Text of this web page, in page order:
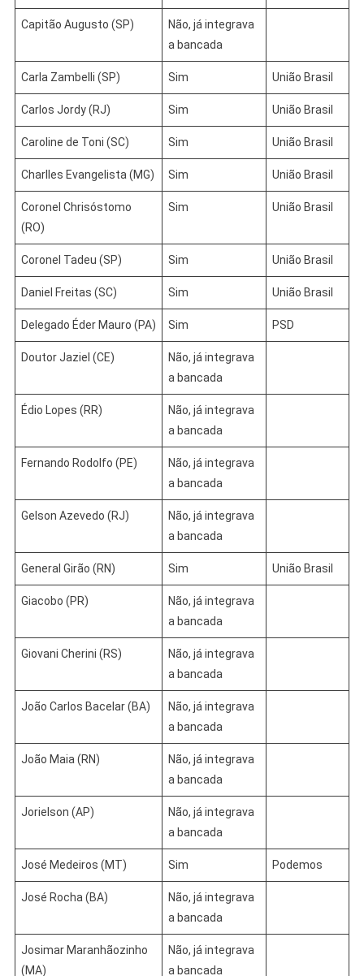
Capitão Augusto (SP)
Não, já integrava
a bancada
Carla Zambelli (SP) Sim União Brasil
Carlos Jordy (RJ) Sim União Brasil
Caroline de Toni (SC) Sim União Brasil
Charlles Evangelista (MG) Sim União Brasil
Coronel Chrisóstomo
(RO)
Sim União Brasil
Coronel Tadeu (SP) Sim União Brasil
Daniel Freitas (SC) Sim União Brasil
Delegado Éder Mauro (PA) Sim PSD
Doutor Jaziel (CE)
Não, já integrava
a bancada
Édio Lopes (RR)
Não, já integrava
a bancada
Fernando Rodolfo (PE)
Não, já integrava
a bancada
Gelson Azevedo (RJ)
Não, já integrava
a bancada
General Girão (RN) Sim União Brasil
Giacobo (PR)
Não, já integrava
a bancada
Giovani Cherini (RS)
Não, já integrava
a bancada
João Carlos Bacelar (BA)
Não, já integrava
a bancada
João Maia (RN)
Não, já integrava
a bancada
Jorielson (AP)
Não, já integrava
a bancada
José Medeiros (MT) Sim Podemos
José Rocha (BA)
Não, já integrava
a bancada
Josimar Maranhãozinho
(MA)
Não, já integrava
a bancada